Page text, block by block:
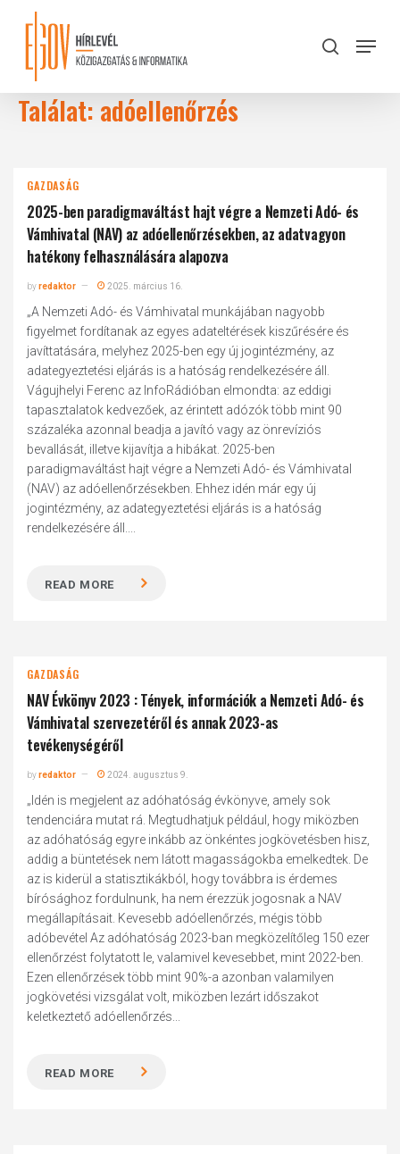
content
search
Menu
Találat: adóellenőrzés
GAZDASÁG
2025-ben paradigmaváltást hajt végre a Nemzeti Adó- és
Vámhivatal (NAV) az adóellenőrzésekben, az adatvagyon
hatékony felhasználására alapozva
byredaktor 2025. március 16.
„A Nemzeti Adó- és Vámhivatal munkájában nagyobb
figyelmet fordítanak az egyes adateltérések kiszűrésére és
javíttatására, melyhez 2025-ben egy új jogintézmény, az
adategyeztetési eljárás is a hatóság rendelkezésére áll.
Vágujhelyi Ferenc az InfoRádióban elmondta: az eddigi
tapasztalatok kedvezőek, az érintett adózók több mint 90
százaléka azonnal beadja a javító vagy az önrevíziós
bevallását, illetve kijavítja a hibákat. 2025-ben
paradigmaváltást hajt végre a Nemzeti Adó- és Vámhivatal
(NAV) az adóellenőrzésekben. Ehhez idén már egy új
jogintézmény, az adategyeztetési eljárás is a hatóság
rendelkezésére áll....
READ MORE
GAZDASÁG
NAV Évkönyv 2023 : Tények, információk a Nemzeti Adó- és
Vámhivatal szervezetéről és annak 2023-as
tevékenységéről
byredaktor 2024. augusztus 9.
„Idén is megjelent az adóhatóság évkönyve, amely sok
tendenciára mutat rá. Megtudhatjuk például, hogy miközben
az adóhatóság egyre inkább az önkéntes jogkövetésben hisz,
addig a büntetések nem látott magasságokba emelkedtek. De
az is kiderül a statisztikákból, hogy továbbra is érdemes
bírósághoz fordulnunk, ha nem érezzük jogosnak a NAV
megállapításait. Kevesebb adóellenőrzés, mégis több
adóbevétel Az adóhatóság 2023-ban megközelítőleg 150 ezer
ellenőrzést folytatott le, valamivel kevesebbet, mint 2022-ben.
Ezen ellenőrzések több mint 90%-a azonban valamilyen
jogkövetési vizsgálat volt, miközben lezárt időszakot
keletkeztető adóellenőrzés...
READ MORE
Close